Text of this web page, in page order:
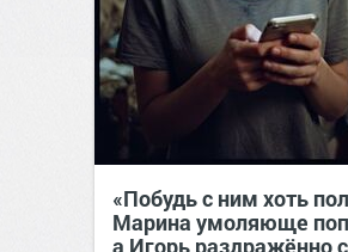
«Побудь с ним хоть
Марина умоляюще
а Игорь раздражённо